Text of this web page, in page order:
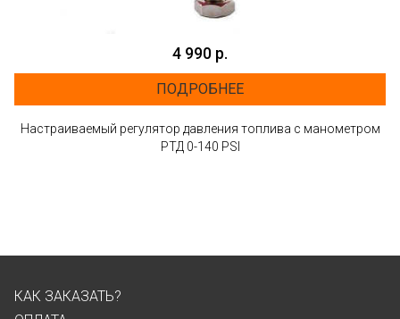
4 990 р.
ПОДРОБНЕЕ
Настраиваемый регулятор давления топлива с манометром
РТД 0-140 PSI
КАК ЗАКАЗАТЬ?